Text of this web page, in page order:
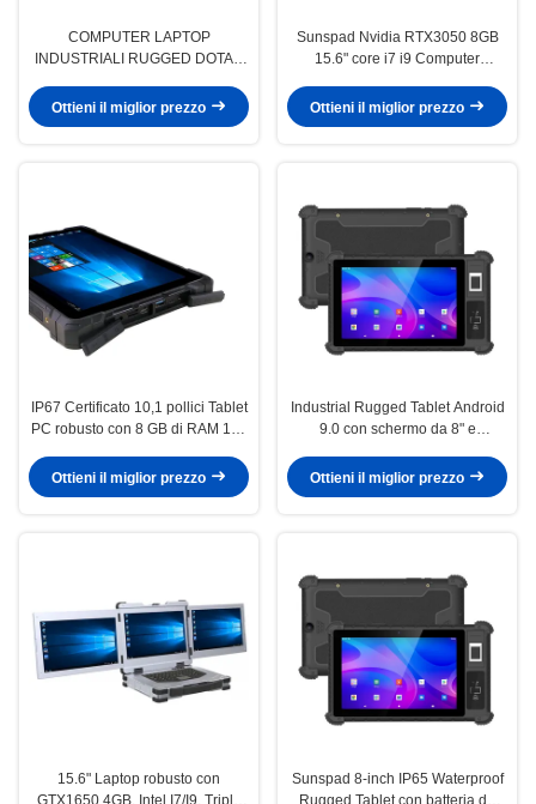
COMPUTER LAPTOP
INDUSTRIALI RUGGED DOTATI
MEMORIA DDR4 DA 32 GB E
STORAGE SSD M2 DA 1 TB PER
Ottieni il miglior prezzo
Sunspad Nvidia RTX3050 8GB
15.6" core i7 i9 Computer
con triplo schermo
Ottieni il miglior prezzo
IP67 Certificato 10,1 pollici Tablet
PC robusto con 8 GB di RAM 128
Ottieni il miglior prezzo
Industrial Rugged Tablet Android
9.0 con schermo da 8" e
professionale
Ottieni il miglior prezzo
15.6" Laptop robusto con
GTX1650 4GB, Intel I7/I9, Triple
Sunspad 8-inch IP65 Waterproof
Rugged Tablet con batteria da